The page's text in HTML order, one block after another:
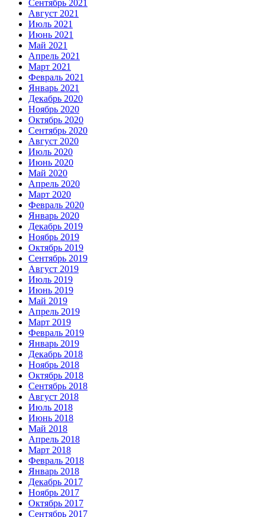
Сентябрь 2021
Август 2021
Июль 2021
Июнь 2021
Май 2021
Апрель 2021
Март 2021
Февраль 2021
Январь 2021
Декабрь 2020
Ноябрь 2020
Октябрь 2020
Сентябрь 2020
Август 2020
Июль 2020
Июнь 2020
Май 2020
Апрель 2020
Март 2020
Февраль 2020
Январь 2020
Декабрь 2019
Ноябрь 2019
Октябрь 2019
Сентябрь 2019
Август 2019
Июль 2019
Июнь 2019
Май 2019
Апрель 2019
Март 2019
Февраль 2019
Январь 2019
Декабрь 2018
Ноябрь 2018
Октябрь 2018
Сентябрь 2018
Август 2018
Июль 2018
Июнь 2018
Май 2018
Апрель 2018
Март 2018
Февраль 2018
Январь 2018
Декабрь 2017
Ноябрь 2017
Октябрь 2017
Сентябрь 2017